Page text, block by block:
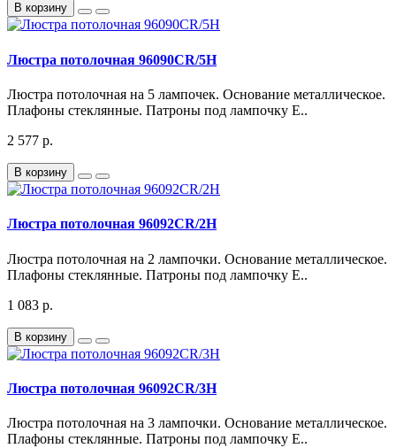
В корзину
Люстра потолочная 96090CR/5H
Люстра потолочная на 5 лампочек. Основание металлическое.
Плафоны стеклянные. Патроны под лампочку Е..
2 577 р.
В корзину
Люстра потолочная 96092CR/2H
Люстра потолочная на 2 лампочки. Основание металлическое.
Плафоны стеклянные. Патроны под лампочку Е..
1 083 р.
В корзину
Люстра потолочная 96092CR/3H
Люстра потолочная на 3 лампочки. Основание металлическое.
Плафоны стеклянные. Патроны под лампочку Е..